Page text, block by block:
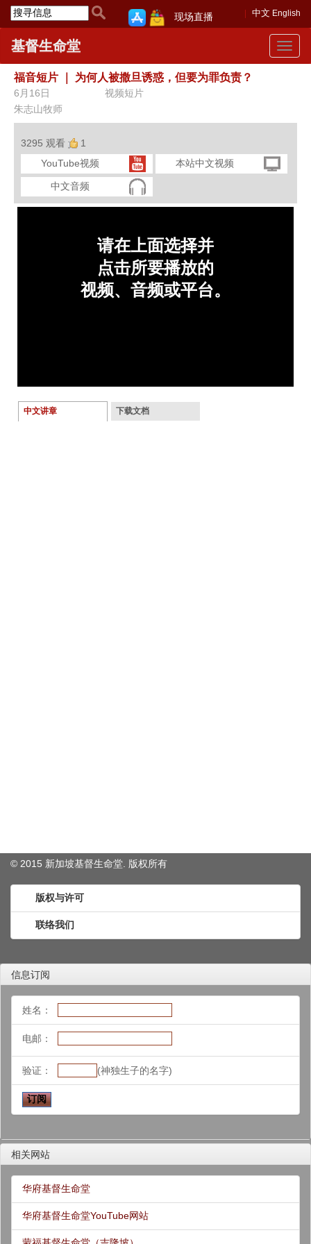
中文 English
现场直播
Toggle
基督生命堂
福音短片 为何人被撒旦诱惑，但要为罪负责？
6月16日
视频短片
朱志山牧师
3295 观看
1
YouTube视频
本站中文视频
中文音频
中文讲章 下载文档
© 2015 新加坡基督生命堂. 版权所有
版权与许可
联络我们
信息订阅
姓名：
电邮：
验证： (神独生子的名字)
相关网站
华府基督生命堂
华府基督生命堂YouTube网站